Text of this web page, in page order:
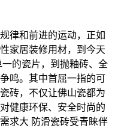
律和前进的运动，正如
家居装修用材，到今天
的瓷片，到抛釉砖、全
鸣。其中首屈一指的可
砖，不仅让佛山瓷都为
健康环保、安全时尚的
求大 防滑瓷砖受青睐伴